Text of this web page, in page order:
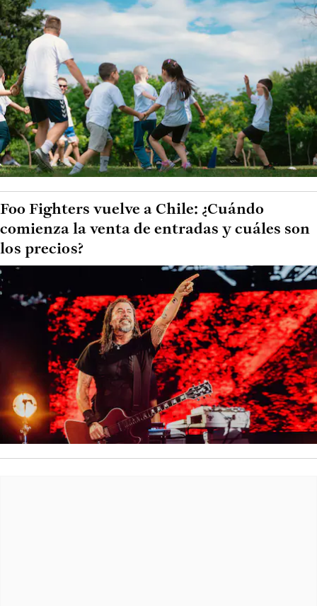
Foo Fighters vuelve a Chile: ¿Cuándo
comienza la venta de entradas y cuáles son
los precios?